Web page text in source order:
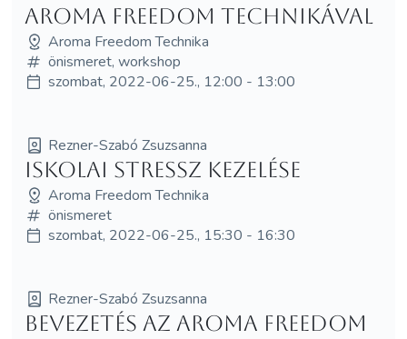
Aroma Freedom Technikával
Aroma Freedom Technika
önismeret, workshop
szombat, 2022-06-25., 12:00 - 13:00
Rezner-Szabó Zsuzsanna
Iskolai stressz kezelése
Aroma Freedom Technika
önismeret
szombat, 2022-06-25., 15:30 - 16:30
Rezner-Szabó Zsuzsanna
Bevezetés az Aroma Freedom